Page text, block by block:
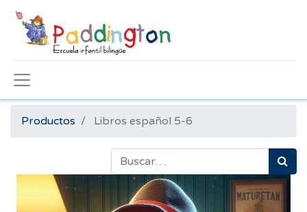
Productos Libros español 5-6